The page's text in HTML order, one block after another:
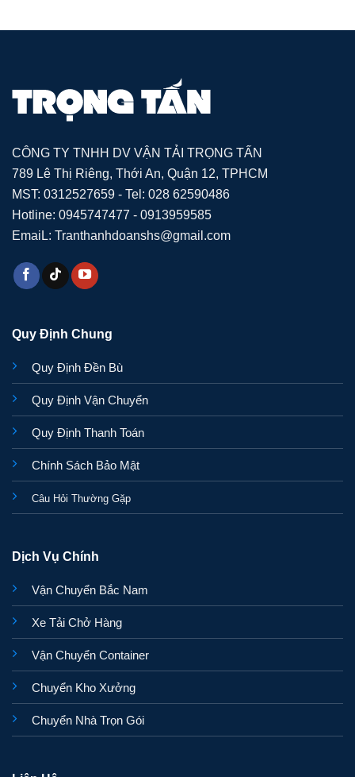
CÔNG TY TNHH DV VẬN TẢI TRỌNG TẤN
789 Lê Thị Riêng, Thới An, Quận 12, TPHCM
MST: 0312527659 - Tel: 028 62590486
Hotline: 0945747477 - 0913959585
EmaiL: Tranthanhdoanshs@gmail.com
Quy Định Chung
Quy Định Đền Bù
Quy Định Vận Chuyển
Quy Định Thanh Toán
Chính Sách Bảo Mật
Câu Hỏi Thường Gặp
Dịch Vụ Chính
Vận Chuyển Bắc Nam
Xe Tải Chở Hàng
Vận Chuyển Container
Chuyển Kho Xưởng
Chuyển Nhà Trọn Gói